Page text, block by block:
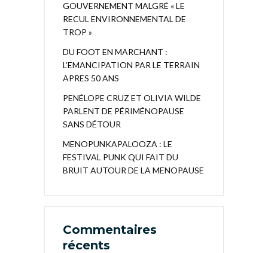
GOUVERNEMENT MALGRÉ « LE
RECUL ENVIRONNEMENTAL DE
TROP »
DU FOOT EN MARCHANT :
L’EMANCIPATION PAR LE TERRAIN
APRES 50 ANS
PENÉLOPE CRUZ ET OLIVIA WILDE
PARLENT DE PÉRIMÉNOPAUSE
SANS DÉTOUR
MENOPUNKAPALOOZA : LE
FESTIVAL PUNK QUI FAIT DU
BRUIT AUTOUR DE LA MENOPAUSE
Commentaires
récents